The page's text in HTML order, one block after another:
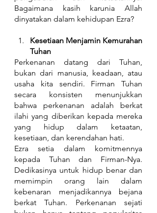
Bagaimana kasih karunia Allah
dinyatakan dalam kehidupan Ezra?
Kesetiaan Menjamin Kemurahan
Tuhan
Perkenanan datang dari Tuhan,
bukan dari manusia, keadaan, atau
usaha kita sendiri. Firman Tuhan
secara konsisten menunjukkan
bahwa perkenanan adalah berkat
ilahi yang diberikan kepada mereka
yang hidup dalam ketaatan,
kesetiaan, dan kerendahan hati.
Ezra setia dalam komitmennya
kepada Tuhan dan Firman-Nya.
Dedikasinya untuk hidup benar dan
memimpin orang lain dalam
kebenaran menjadikannya bejana
berkat Tuhan. Perkenanan sejati